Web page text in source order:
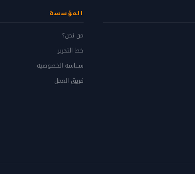
المؤسسة
من نحن؟
خط التحرير
سياسة الخصوصية
فريق العمل